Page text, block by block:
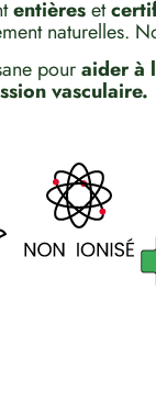
entièreset
naturelles.
pouraider à
vasculaire.